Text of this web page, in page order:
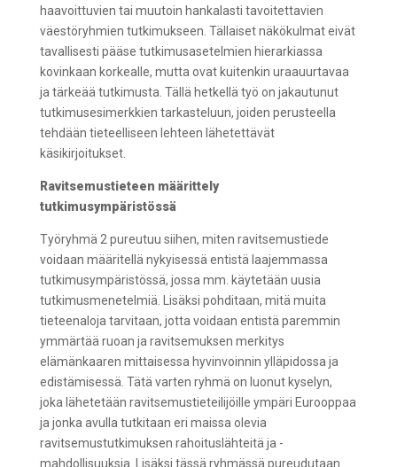
haavoittuvien tai muutoin hankalasti tavoitettavien
väestöryhmien tutkimukseen. Tällaiset näkökulmat eivät
tavallisesti pääse tutkimusasetelmien hierarkiassa
kovinkaan korkealle, mutta ovat kuitenkin uraauurtavaa
ja tärkeää tutkimusta. Tällä hetkellä työ on jakautunut
tutkimusesimerkkien tarkasteluun, joiden perusteella
tehdään tieteelliseen lehteen lähetettävät
käsikirjoitukset.
Ravitsemustieteen määrittely
tutkimusympäristössä
Työryhmä 2 pureutuu siihen, miten ravitsemustiede
voidaan määritellä nykyisessä entistä laajemmassa
tutkimusympäristössä, jossa mm. käytetään uusia
tutkimusmenetelmiä. Lisäksi pohditaan, mitä muita
tieteenaloja tarvitaan, jotta voidaan entistä paremmin
ymmärtää ruoan ja ravitsemuksen merkitys
elämänkaaren mittaisessa hyvinvoinnin ylläpidossa ja
edistämisessä. Tätä varten ryhmä on luonut kyselyn,
joka lähetetään ravitsemustieteilijöille ympäri Eurooppaa
ja jonka avulla tutkitaan eri maissa olevia
ravitsemustutkimuksen rahoituslähteitä ja -
mahdollisuuksia. Lisäksi tässä ryhmässä pureudutaan